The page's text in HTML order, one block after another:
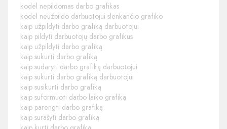
kodėl nepildomas darbo grafikas
kodėl neužpildo darbuotojui slenkančio grafiko
kaip užpildyti darbo grafiką darbuotojui
kaip pildyti darbuotojų darbo grafikus
kaip užpildyti darbo grafiką
kaip sukurti darbo grafiką
kaip sudaryti darbo grafiką darbuotojui
kaip sukurti darbo grafiką darbuotojui
kaip susikurti darbo grafiką
kaip suformuoti darbo laiko grafiką
kaip parengti darbo grafiką
kaip surašyti darbo grafiką